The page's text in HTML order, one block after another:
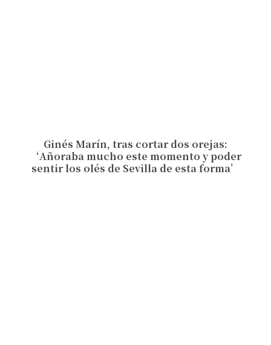
Ginés Marín, tras cortar dos orejas:
‘Añoraba mucho este momento y poder
sentir los olés de Sevilla de esta forma’